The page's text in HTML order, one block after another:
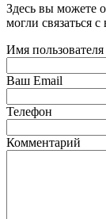
Здесь вы можете
могли связаться с
Имя пользователя
Ваш Email
Телефон
Комментарий